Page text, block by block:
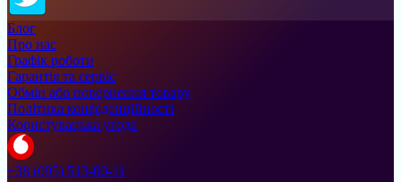
Блог
Про нас
Графік роботи
Гарантія та сервіс
Обмін або повернення товару
Політика конфіденційності
Користувацька угода
+38 (095) 513-00-11